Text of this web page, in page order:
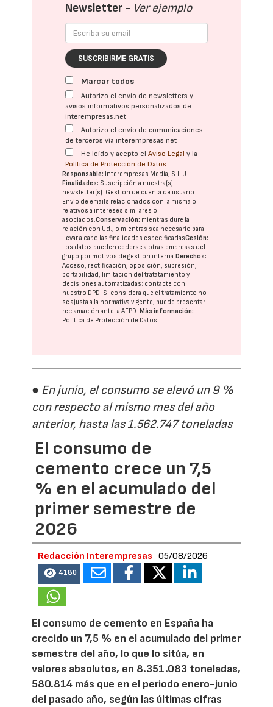
Newsletter - Ver ejemplo
SUSCRIBIRME GRATIS
Marcar todos
Autorizo el envío de newsletters y
avisos informativos personalizados de
interempresas.net
Autorizo el envío de comunicaciones
de terceros vía interempresas.net
He leído y acepto elAviso Legal y la
Política de Protección de Datos
Responsable: Interempresas Media, S.L.U.
Finalidades: Suscripción a nuestra(s)
newsletter(s). Gestión de cuenta de usuario.
Envío de emails relacionados con la misma o
relativos a intereses similares o
asociados.Conservación: mientras dure la
relación con Ud., o mientras sea necesario para
llevar a cabo las finalidades especificadasCesión:
Los datos pueden cederse a otras empresas del
grupo por motivos de gestión interna. Derechos:
Acceso, rectificación, oposición, supresión,
portabilidad, limitación del tratatamiento y
decisiones automatizadas: contacte con
nuestro DPD. Si considera que el tratamiento no
se ajusta a la normativa vigente, puede presentar
reclamación ante laAEPD. Más información:
Política de Protección de Datos
● En junio, el consumo se elevó un 9 %
con respecto al mismo mes del año
anterior, hasta las 1.562.747 toneladas
El consumo de
cemento crece un 7,5
% en el acumulado del
primer semestre de
2026
Redacción Interempresas 05/08/2026
4180
El consumo de cemento en España ha
crecido un 7,5 % en el acumulado del primer
semestre del año, lo que lo sitúa, en
valores absolutos, en 8.351.083 toneladas,
580.814 más que en el periodo enero-junio
del pasado año, según las últimas cifras